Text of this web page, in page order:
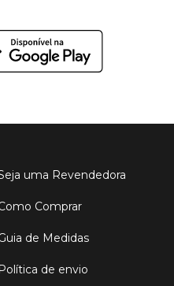
uma Revendedora
Comprar
de Medidas
Política de envio